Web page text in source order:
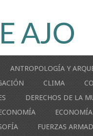
ANTROPOLOGÍA Y
CLIMA
DERECHOS DE LA
FUERZAS